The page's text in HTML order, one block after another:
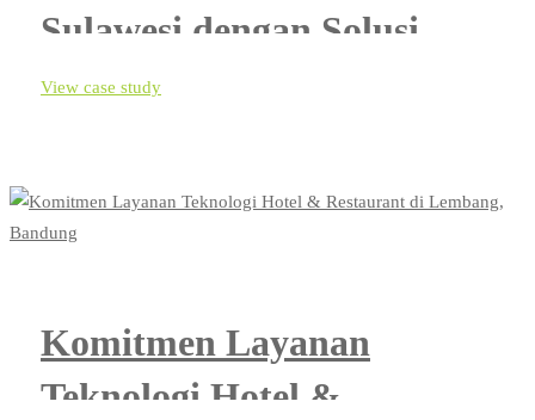
Sulawesi dengan Solusi
Teknologi Platform dari
View case study
Komitmen Layanan
Teknologi Hotel &